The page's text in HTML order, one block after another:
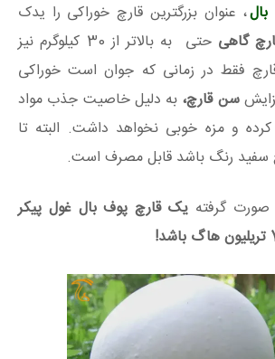
، عنوان بزرگترین قارچ خوراکی را یدک
گاهی
حتی به بالاتر از 30 کیلوگرم نیز
فقط در زمانی که جوان است خوراکی
سن قارچ، به دلیل خاصیت جذب مواد
و مزه خوبی نخواهد داشت. البته تا
سفید رنگ باشد قابل مصرف است.
گرفته یک قارچ پوف بال غول پیکر